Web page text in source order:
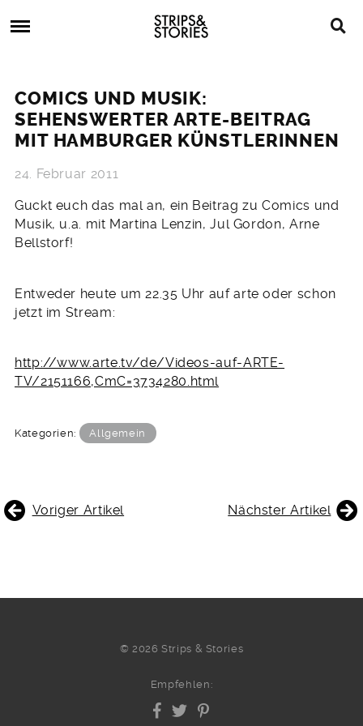
to
Strips
&
Stories
Comics,
Bücher
COMICS UND MUSIK:
SEHENSWERTER ARTE-BEITRAG
MIT HAMBURGER KÜNSTLERINNEN
24. Februar 2011
Guckt euch das mal an, ein Beitrag zu Comics und
Musik, u.a. mit Martina Lenzin, Jul Gordon, Arne
Bellstorf!
Entweder heute um 22.35 Uhr auf arte oder schon
jetzt im Stream:
http://www.arte.tv/de/Videos-auf-ARTE-
TV/2151166,CmC=3734280.html
Kategorien: Allgemein
BEITRAGSNAVIGATION
Voriger Artikel Nächster Artikel
© 2026 Strips & Stories
Empfehlen: